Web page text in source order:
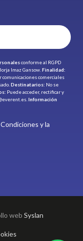
conforme al RGPD
Imaz Gansow. Finalidad:
comerciales
Destinatarios: No se
Puede acceder, rectificar y
Información
y la
web Syslan